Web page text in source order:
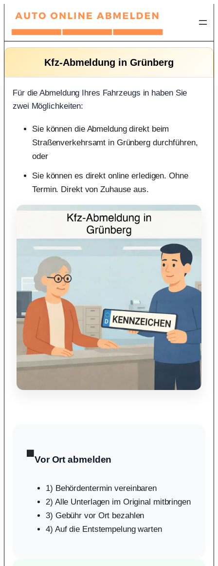
Zum
springen
Kfz-Abmeldung in Grünberg
Für die Abmeldung Ihres Fahrzeugs in haben Sie
zwei Möglichkeiten:
Sie können die Abmeldung direkt beim
Straßenverkehrsamt in Grünberg durchführen,
oder
Sie können es direkt online erledigen. Ohne
Termin. Direkt von Zuhause aus.
🏢
Vor Ort abmelden
1) Behördentermin vereinbaren
2) Alle Unterlagen im Original mitbringen
3) Gebühr vor Ort bezahlen
4) Auf die Entstempelung warten